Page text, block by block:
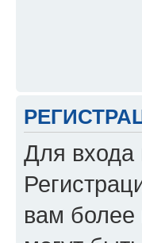
Для входа
вам